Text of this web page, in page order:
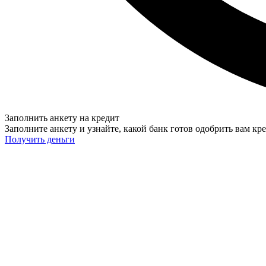
Заполнить анкету на кредит
Заполните анкету и узнайте, какой банк готов одобрить вам
Получить деньги